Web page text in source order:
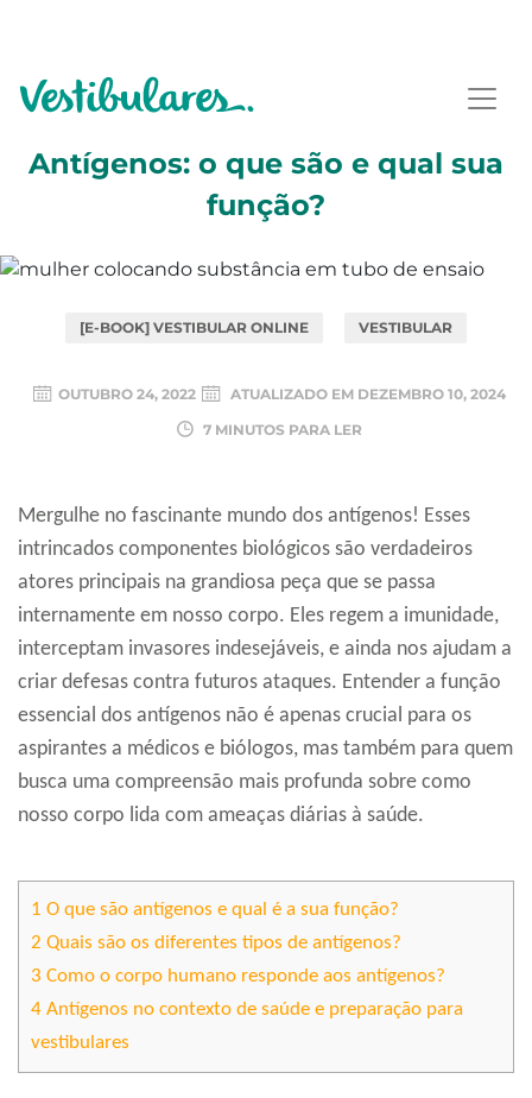
Antígenos: o que são e qual sua
função?
[E-BOOK] VESTIBULAR ONLINE VESTIBULAR
OUTUBRO 24, 2022 ATUALIZADO EM DEZEMBRO 10, 2024
7 MINUTOS PARA LER
Mergulhe no fascinante mundo dos antígenos! Esses
intrincados componentes biológicos são verdadeiros
atores principais na grandiosa peça que se passa
internamente em nosso corpo. Eles regem a imunidade,
interceptam invasores indesejáveis, e ainda nos ajudam a
criar defesas contra futuros ataques. Entender a função
essencial dos antígenos não é apenas crucial para os
aspirantes a médicos e biólogos, mas também para quem
busca uma compreensão mais profunda sobre como
nosso corpo lida com ameaças diárias à saúde.
1 O que são antígenos e qual é a sua função?
2 Quais são os diferentes tipos de antígenos?
3 Como o corpo humano responde aos antígenos?
4 Antígenos no contexto de saúde e preparação para
vestibulares